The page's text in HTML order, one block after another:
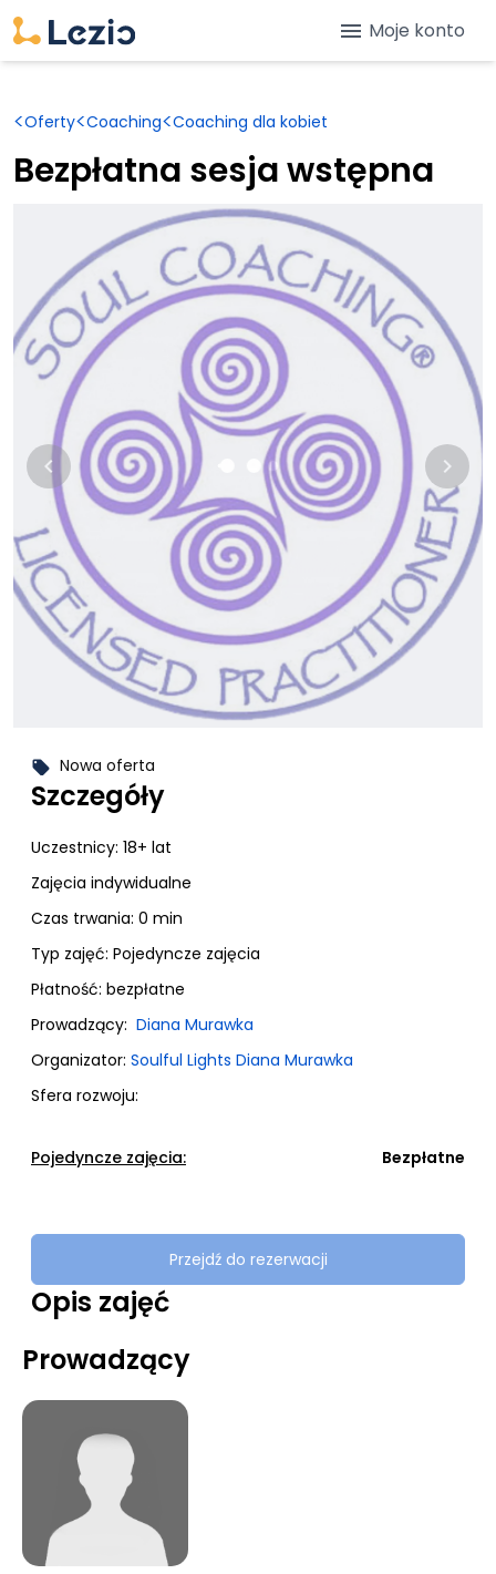
menu Moje konto
<Oferty<Coaching<Coaching dla kobiet
Bezpłatna sesja wstępna
keyboard_arrow_right
keyboard_arrow_left
Szczegóły
local_offer Nowa oferta
Uczestnicy: 18+ lat
Zajęcia indywidualne
Czas trwania: 0 min
Typ zajęć: Pojedyncze zajęcia
Płatność: bezpłatne
Prowadzący: Diana Murawka
Organizator: Soulful Lights Diana Murawka
Sfera rozwoju:
Pojedyncze zajęcia: Bezpłatne
Przejdź do rezerwacji
Opis zajęć
Prowadzący